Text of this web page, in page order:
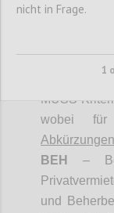
P3
Sofern
MUSS-
wobei für
Abkürzungen
BEH –
und
nicht in Frage.
1